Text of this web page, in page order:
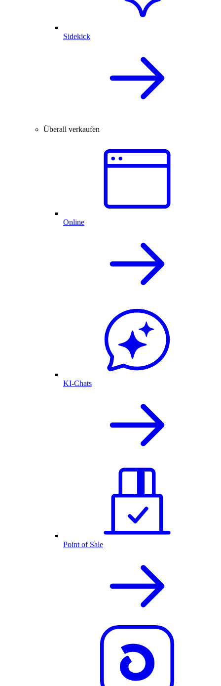
Sidekick
Überall verkaufen
Online
KI-Chats
Point of Sale